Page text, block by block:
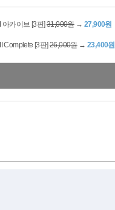
아카이브 [3판]31,000원→ 27,900원
Complete [3판]26,000원→ 23,400원